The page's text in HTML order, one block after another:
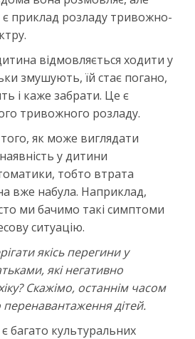
є приклад розладу тривожно-
відмовляється ходити у
змушують, їй стає погано,
і каже забрати. Це є
тривожного розладу.
як може виглядати
у дитини
тобто втрата
вже набула. Наприклад,
ми бачимо такі симптоми
ситуацію.
якісь перегини у
які негативно
Скажімо, останнім часом
дітей.
багато культуральних